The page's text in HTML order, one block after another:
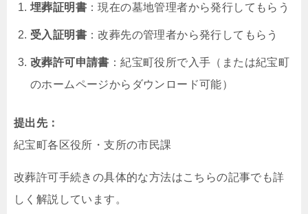
埋葬証明書 ：現在の墓地管理者から発行してもらう
受入証明書 ：改葬先の管理者から発行してもらう
改葬許可申請書 ：紀宝町役所で入手（または紀宝町
のホームページからダウンロード可能）
提出先：
紀宝町各区役所・支所の市民課
改葬許可手続きの具体的な方法はこちらの記事でも詳
しく解説しています。